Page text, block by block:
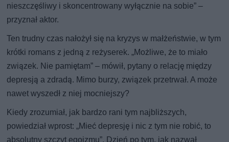
nieszczęśliwy i skoncentrowany wyłącznie na sobie” –
przyznał aktor.
Ten trudny czas nałożył się na kryzys w małżeństwie, w tym
krótki romans z jedną z reżyserek. „Możliwe, że to miało
związek. Nie pamiętam” – mówił, pytany o relację między
depresją a zdradą. Mimo burzy, związek przetrwał. A może
nawet wyszedł z niej mocniejszy?
Kiedy zrozumiał, jak bardzo rani tym najbliższych,
powiedział wprost: „Mieć depresję i nic z tym nie robić, to
absolutny szczyt egoizmu”. Dzień po tym, jak nazwał